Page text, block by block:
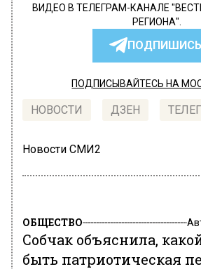
ВИДЕО В ТЕЛЕГРАМ-КАНАЛЕ
РЕГИОНА".
ПОДПИСЫВАЙТЕСЬ НА
НОВОСТИ ДЗЕН
Новости СМИ2
ОБЩЕСТВО
Собчак объяснила,
быть патриотическая